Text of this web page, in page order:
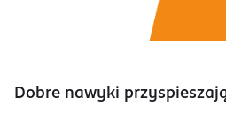
Dobre nawyki